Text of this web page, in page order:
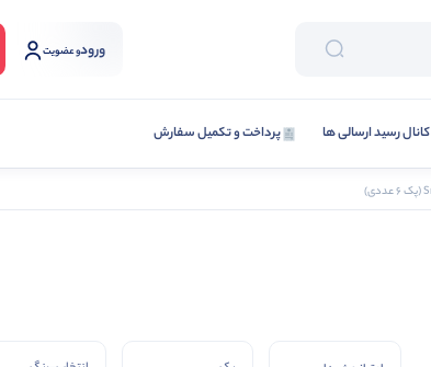
ورودو عضویت
کانال رسید ارسالی ها پرداخت و تکمیل سفارش